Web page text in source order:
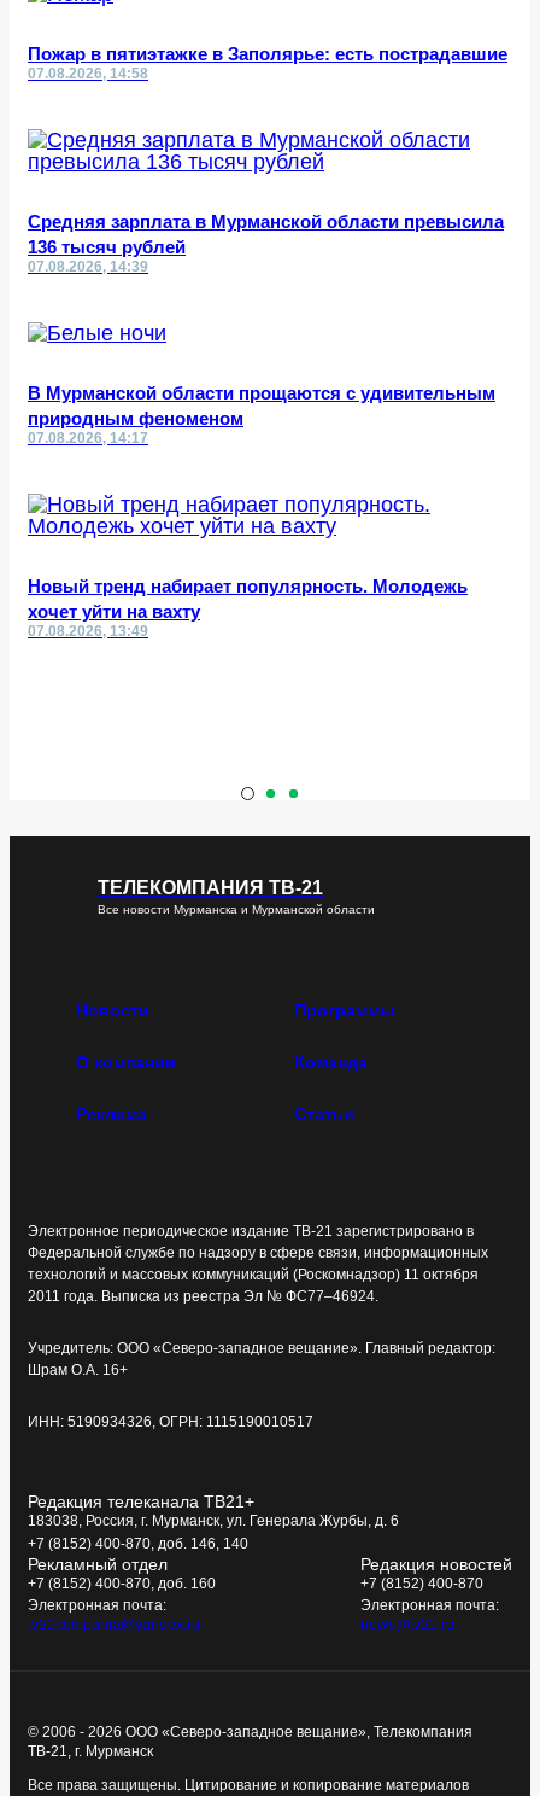
Пожар в пятиэтажке в Заполярье: есть пострадавшие
07.08.2026, 14:58
Средняя зарплата в Мурманской области превысила
136 тысяч рублей
07.08.2026, 14:39
В Мурманской области прощаются с удивительным
природным феноменом
07.08.2026, 14:17
Новый тренд набирает популярность. Молодежь
хочет уйти на вахту
07.08.2026, 13:49
ТЕЛЕКОМПАНИЯ ТВ-21
Все новости Мурманска и Мурманской области
Новости Программы
О компании Команда
Реклама Статьи
Электронное периодическое издание ТВ-21 зарегистрировано в
Федеральной службе по надзору в сфере связи, информационных
технологий и массовых коммуникаций (Роскомнадзор) 11 октября
2011 года. Выписка из реестра Эл № ФС77–46924.
Учредитель: ООО «Северо-западное вещание». Главный редактор:
Шрам О.А. 16+
ИНН: 5190934326, ОГРН: 1115190010517
Редакция телеканала ТВ21+
183038, Россия, г. Мурманск, ул. Генерала Журбы, д. 6
+7 (8152) 400-870, доб. 146, 140
Рекламный отдел
+7 (8152) 400-870, доб. 160
Электронная почта:
tv21kompania@yandex.ru
Редакция новостей
+7 (8152) 400-870
Электронная почта:
news@tv21.ru
© 2006 - 2026 ООО «Северо-западное вещание», Телекомпания
ТВ-21, г. Мурманск
Все права защищены. Цитирование и копирование материалов